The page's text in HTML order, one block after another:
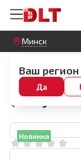
Минск
Ваш
Да
Разное для укладки
Новинка